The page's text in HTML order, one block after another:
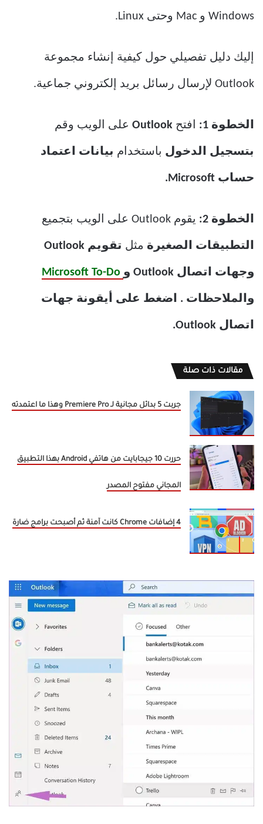
Windows و Mac وحتى Linux.
إليك دليل تفصيلي حول كيفية إنشاء مجموعة
Outlook لإرسال رسائل بريد إلكتروني جماعية.
الخطوة 1: افتح Outlook على الويب وقم
بتسجيل الدخول باستخدام بيانات اعتماد
حساب Microsoft.
الخطوة 2: يقوم Outlook على الويب بتجميع
التطبيقات الصغيرة مثل تقويم Outlook
وجهات اتصال Outlook و
والملاحظات . اضغط على أيقونة جهات
اتصال Outlook.
مقالات ذات صلة
جربت 5 بدائل مجانية لـ Premiere Pro وهذا ما اعتمدته
حررت 10 جيجابايت من هاتفي Android بهذا التطبيق
المجاني مفتوح المصدر
4 إضافات Chrome كانت آمنة ثم أصبحت برامج ضارة